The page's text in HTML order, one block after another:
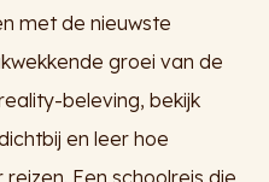
met de nieuwste
groei van de
beleving, bekijk
en leer hoe
Een schoolreis die